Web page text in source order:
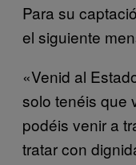
Para su
el siguiente
«Venid al
solo tenéis que
podéis venir a
tratar con